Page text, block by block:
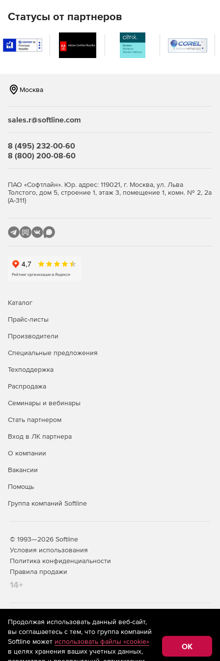
на дисках: для долгосрочного хранения компонент
DPM создает резервные копии в пулах дисков;
в Azure: для краткосрочного или долгосрочного
архивации Azure;
записываются на магнитную ленту, которую можно
Статусы от партнеров
Москва
sales.r@softline.com
8 (495) 232-00-60
8 (800) 200-08-60
ПАО «Софтлайн». Юр. адрес: 119021, г. Москва, ул. Льва
Толстого, дом 5, строение 1, этаж 3, помещение 1, комн. № 2, 2а
(А-311)
Каталог
Прайс-листы
Производители
Специальные предложения
Техподдержка
Распродажа
Семинары и вебинары
Стать партнером
Вход в ЛК партнера
О компании
Вакансии
Помощь
Группа компаний Softline
© 1993—2026 Softline
Условия использования
Политика конфиденциальности
Правила продажи
14+
На информационном ресурсе store.softline.ru применяются
рекомендательные технологии
(информационные технологии
предоставления информации на основе сбора,
систематизации и анализа сведений, относящихся к
предпочтениям пользователей сети «Интернет»,
находящихся на территории Российской Федерации)
Продолжая использовать данный веб-сайт,
вы соглашаетесь с тем, что группа компаний
Softline может использовать файлы «cookie»
в целях хранения ваших учетных данных,
OK